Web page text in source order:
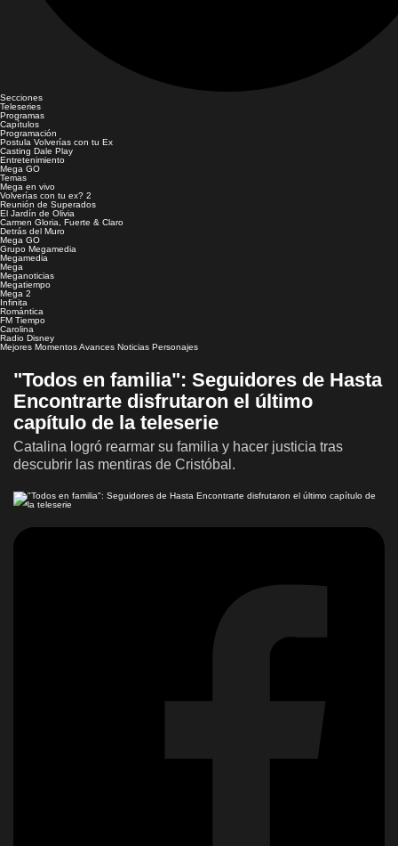
Secciones
Teleseries
Programas
Capítulos
Programación
Postula Volverías con tu Ex
Casting Dale Play
Entretenimiento
Mega GO
Temas
Mega en vivo
Volverías con tu ex? 2
Reunión de Superados
El Jardín de Olivia
Carmen Gloria, Fuerte & Claro
Detrás del Muro
Mega GO
Grupo Megamedia
Megamedia
Mega
Meganoticias
Megatiempo
Mega 2
Infinita
Romántica
FM Tiempo
Carolina
Radio Disney
Mejores MomentosAvances Noticias Personajes
"Todos en familia": Seguidores de Hasta
Encontrarte disfrutaron el último
capítulo de la teleserie
Catalina logró rearmar su familia y hacer justicia tras
descubrir las mentiras de Cristóbal.